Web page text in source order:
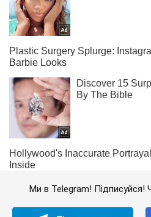
Ми в Telegram! Підписуйся!